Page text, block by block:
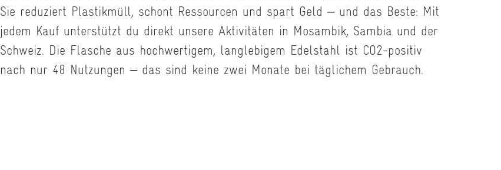
Sie reduziert Plastikmüll, schont Ressourcen und spart Geld – und das Beste: Mit
jedem Kauf unterstützt du direkt unsere Aktivitäten in Mosambik, Sambia und der
Schweiz. Die Flasche aus hochwertigem, langlebigem Edelstahl ist CO2-positiv
nach nur 48 Nutzungen – das sind keine zwei Monate bei täglichem Gebrauch.